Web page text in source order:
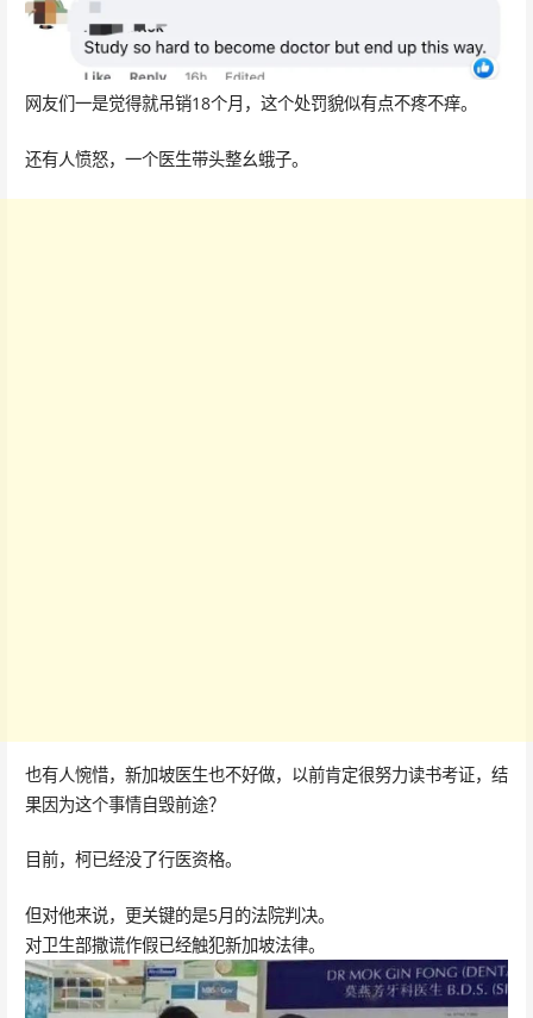
网友们一是觉得就吊销18个月，这个处罚貌似有点不疼不痒。
还有人愤怒，一个医生带头整幺蛾子。
也有人惋惜，新加坡医生也不好做，以前肯定很努力读书考证，结
果因为这个事情自毁前途？
目前，柯已经没了行医资格。
但对他来说，更关键的是5月的法院判决。
对卫生部撒谎作假已经触犯新加坡法律。